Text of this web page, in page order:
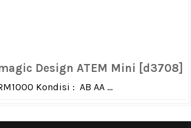
Design ATEM Mini [d3708]
Kondisi : AB AA ...